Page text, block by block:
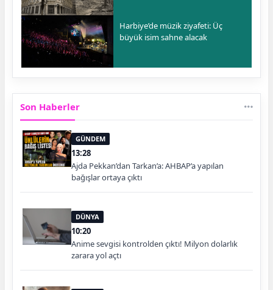
Harbiye’de müzik ziyafeti: Üç
büyük isim sahne alacak
Son Haberler
GÜNDEM
13:28
Ajda Pekkan’dan Tarkan’a: AHBAP’a yapılan
bağışlar ortaya çıktı
DÜNYA
10:20
Anime sevgisi kontrolden çıktı! Milyon dolarlık
zarara yol açtı